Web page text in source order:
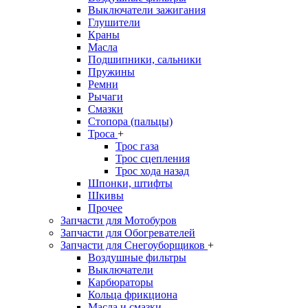
Выключатели зажигания
Глушители
Краны
Масла
Подшипники, сальники
Пружины
Ремни
Рычаги
Смазки
Стопора (пальцы)
Троса +
Трос газа
Трос сцепления
Трос хода назад
Шпонки, штифты
Шкивы
Прочее
Запчасти для Мотобуров
Запчасти для Обогревателей
Запчасти для Снегоуборщиков +
Воздушные фильтры
Выключатели
Карбюраторы
Кольца фрикциона